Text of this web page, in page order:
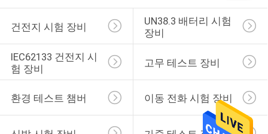
건전지 시험 장비
UN38.3 배터리 시험
장비
IEC62133 건전지 시
험 장비
고무 테스트 장비
환경 테스트 챔버 이동 전화 시험 장비